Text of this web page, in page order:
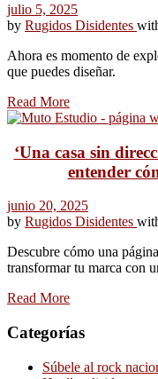
julio 5, 2025
by Rugidos Disidentes
Ahora es momento de
que puedes diseñar.
Read More
‘Una casa sin
entender
junio 20, 2025
by Rugidos Disidentes
Descubre cómo una
transformar tu marca con
Read More
Categorías
Súbele al rock